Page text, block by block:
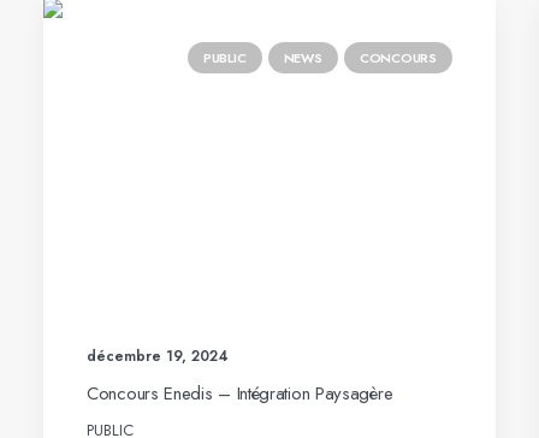
PUBLIC NEWS CONCOURS
décembre 19, 2024
Concours Enedis – Intégration Paysagère
PUBLIC